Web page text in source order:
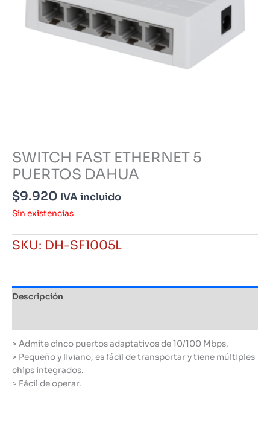
SWITCH FAST ETHERNET 5
PUERTOS DAHUA
$9.920 IVA incluido
Sin existencias
SKU: DH-SF1005L
Descripción
> Admite cinco puertos adaptativos de 10/100 Mbps.
> Pequeño y liviano, es fácil de transportar y tiene múltiples
chips integrados.
> Fácil de operar.